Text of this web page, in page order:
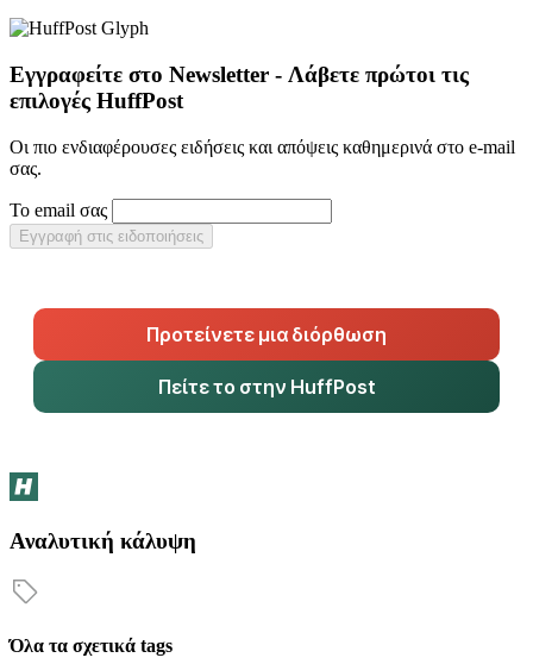
Εγγραφείτε στο Newsletter - Λάβετε πρώτοι τις
επιλογές HuffPost
Οι πιο ενδιαφέρουσες ειδήσεις και απόψεις καθημερινά στο e-mail
σας.
Το email σας
Εγγραφή στις ειδοποιήσεις
Προτείνετε μια διόρθωση
Πείτε το στην HuffPost
Αναλυτική κάλυψη
Όλα τα σχετικά tags